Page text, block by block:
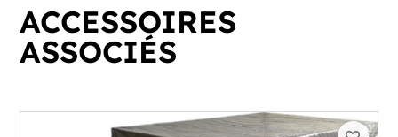
ACCESSOIRES
ASSOCIÉS